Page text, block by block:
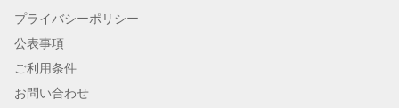
プライバシーポリシー
公表事項
ご利用条件
お問い合わせ